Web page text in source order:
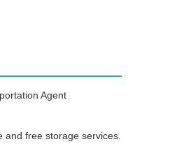
Agent
free storage services.